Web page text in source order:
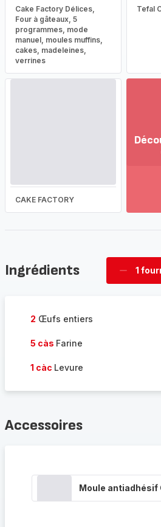
Cake Factory Délices,
Four à gâteaux, 5
programmes, mode
manuel, moules muffins,
cakes, madeleines,
verrines
Tefal
CAKE FACTORY
la
Ingrédients 1
2 Œufs entiers
5 càs Farine
1 càc Levure
Accessoires
Moule antiadhésif